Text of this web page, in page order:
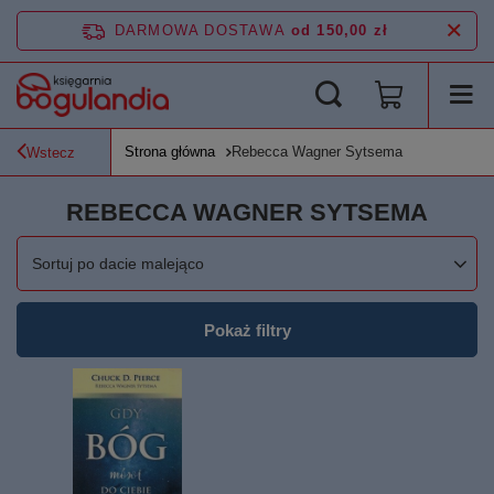
DARMOWA DOSTAWA od 150,00 zł
Wstecz Strona główna Rebecca Wagner Sytsema
REBECCA WAGNER SYTSEMA
Zmień sortowanie
Sortuj po dacie malejąco
Pokaż filtry